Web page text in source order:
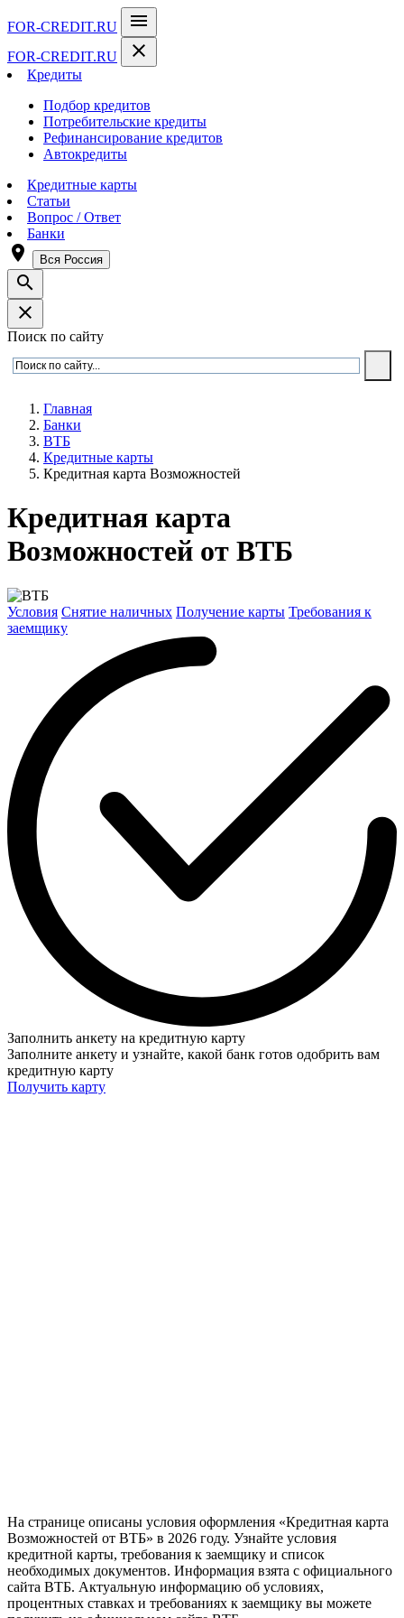
FOR-CREDIT.RU menu
FOR-CREDIT.RU close
Кредиты
Подбор кредитов
Потребительские кредиты
Рефинансирование кредитов
Автокредиты
Кредитные карты
Статьи
Вопрос / Ответ
Банки
room Вся Россия
search
close
Поиск по сайту
Главная
Банки
ВТБ
Кредитные карты
Кредитная карта Возможностей
Кредитная карта
Возможностей от ВТБ
Условия Снятие наличных Получение карты Требования к
заемщику
Заполнить анкету на кредитную карту
Заполните анкету и узнайте, какой банк готов одобрить вам
кредитную карту
Получить карту
На странице описаны условия оформления «Кредитная карта
Возможностей от ВТБ» в 2026 году. Узнайте условия
кредитной карты, требования к заемщику и список
необходимых документов. Информация взята с официального
сайта ВТБ. Актуальную информацию об условиях,
процентных ставках и требованиях к заемщику вы можете